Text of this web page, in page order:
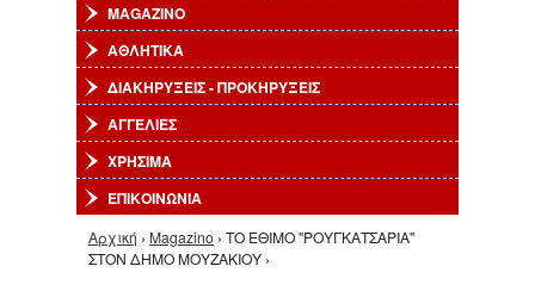
MAGAZINO
ΑΘΛΗΤΙΚΑ
ΔΙΑΚΗΡΥΞΕΙΣ - ΠΡΟΚΗΡΥΞΕΙΣ
ΑΓΓΕΛΙΕΣ
ΧΡΗΣΙΜΑ
ΕΠΙΚΟΙΝΩΝΙΑ
Είστε εδώ
Αρχική › Magazino › ΤΟ ΕΘΙΜΟ ''ΡΟΥΓΚΑΤΣΑΡΙΑ''
ΣΤΟΝ ΔΗΜΟ ΜΟΥΖΑΚΙΟΥ ›